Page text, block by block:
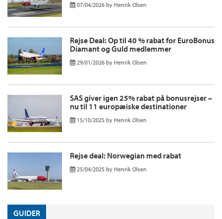
07/04/2026 by Henrik Olsen
Rejse Deal: Op til 40 % rabat for EuroBonus
Diamant og Guld medlemmer
29/01/2026 by Henrik Olsen
SAS giver igen 25% rabat på bonusrejser –
nu til 11 europæiske destinationer
15/10/2025 by Henrik Olsen
Rejse deal: Norwegian med rabat
25/04/2025 by Henrik Olsen
GUIDER